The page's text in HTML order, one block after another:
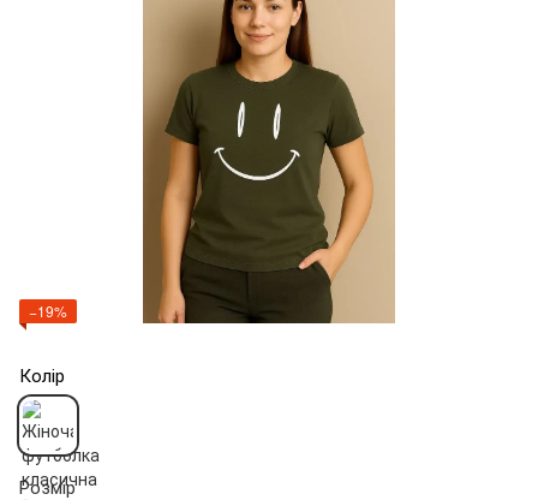
−19%
Колір
Розмір